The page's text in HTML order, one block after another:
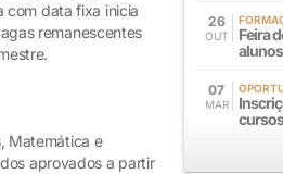
com data fixa inicia
remanescentes
Matemática e
aprovados a partir
26
OUT
Feira
07
MAR